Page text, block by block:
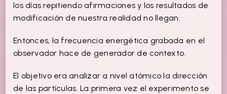
los días repitiendo afirmaciones y los resultados de
modificación de nuestra realidad no llegan.
Entonces, la frecuencia energética grabada en el
observador hace de generador de contexto.
El objetivo era analizar a nivel atómico la dirección
de las partículas. La primera vez el experimento se